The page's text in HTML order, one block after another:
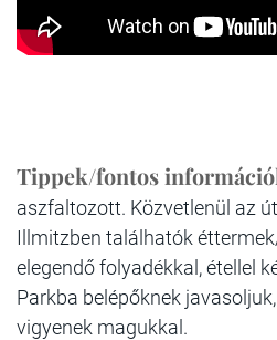
Tippek/fontos
aszfaltozott. Közvetlenül az
Illmitzben találhatók
elegendő folyadékkal, étellel
Parkba belépőknek
vigyenek magukkal.